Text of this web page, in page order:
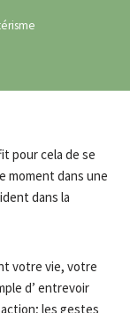
pour cela de se
moment dans une
dans la
votre vie, votre
d’ entrevoir
les gestes